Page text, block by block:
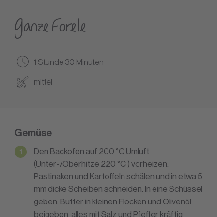
Ganze Forelle
1 Stunde 30 Minuten
mittel
Gemüse
Den Backofen auf 200 °C Umluft
(Unter-/Oberhitze 220 °C ) vorheizen.
Pastinaken und Kartoffeln schälen und in etwa 5
mm dicke Scheiben schneiden. In eine Schüssel
geben. Butter in kleinen Flocken und Olivenöl
beigeben, alles mit Salz und Pfeffer kräftig